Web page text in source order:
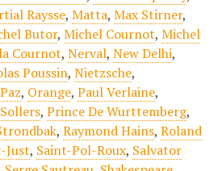
Raysse, Matta, Max Stirner,
Butor, Michel Cournot, Michel
Cournot, Nerval, New Delhi,
Poussin, Nietzsche,
, Orange, Paul Verlaine,
, Prince De Wurttemberg,
, Raymond Hains, Roland
Just, Saint-Pol-Roux, Salvator